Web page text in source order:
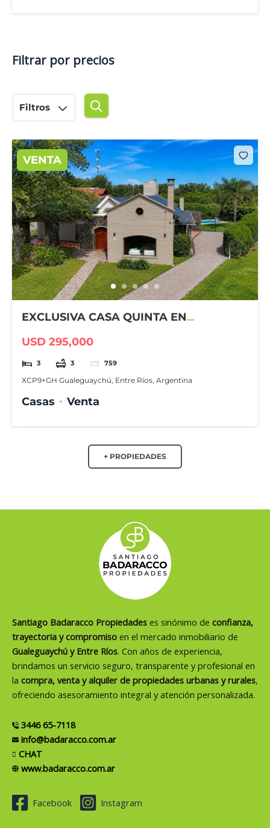
Filtrar por precios
Filtros
VENTA
EXCLUSIVA CASA QUINTA EN
USD 295,000
3 3 759
XCP9+GH Gualeguaychú, Entre Ríos, Argentina
Casas Venta
+ PROPIEDADES
Santiago Badaracco Propiedades es sinónimo de confianza,
trayectoria y compromiso en el mercado inmobiliario de
Gualeguaychú y Entre Ríos. Con años de experiencia,
brindamos un servicio seguro, transparente y profesional en
la compra, venta y alquiler de propiedades urbanas y rurales,
ofreciendo asesoramiento integral y atención personalizada.
3446 65-7118
info@badaracco.com.ar
CHAT
www.badaracco.com.ar
Facebook Instagram